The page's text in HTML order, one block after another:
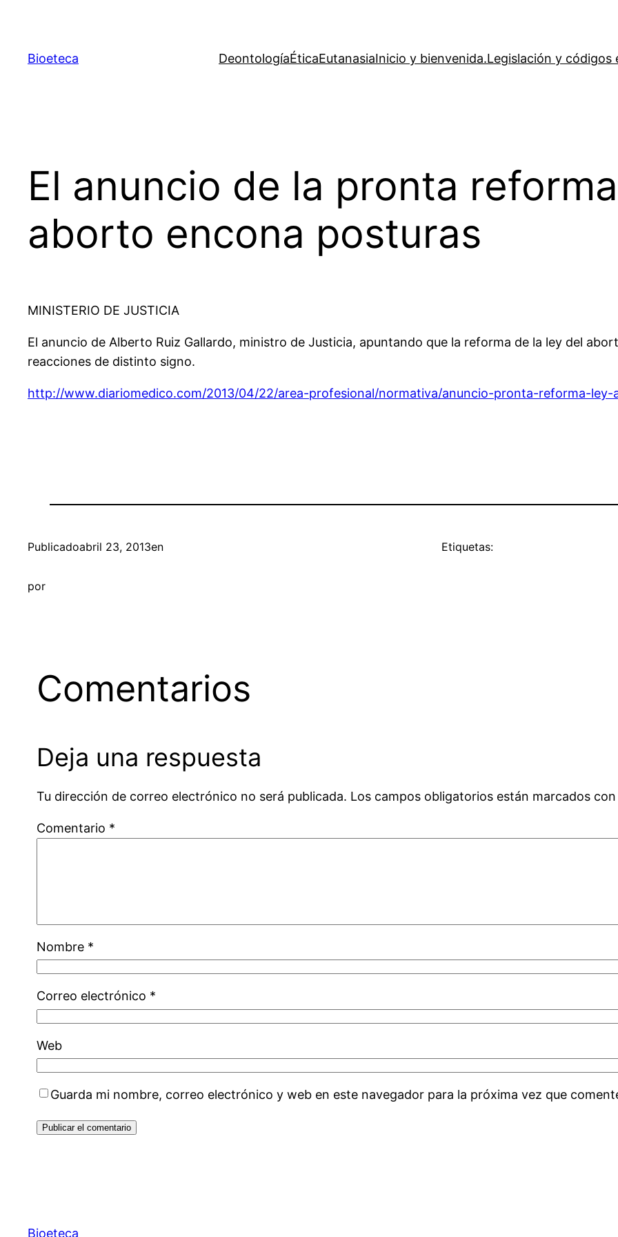
contenido
Bioeteca DeontologíaÉticaEutanasiaInicio y bienvenida.Legislación y códigos
El anuncio de la pronta
aborto encona posturas
MINISTERIO DE JUSTICIA
El anuncio de Alberto Ruiz Gallardo, ministro de Justicia, apuntando que la reforma de la ley del
reacciones de distinto signo.
http://www.diariomedico.com/2013/04/22/area-profesional/normativa/anuncio-pronta-reforma-
Publicadoabril 23, 2013en
por
Etiquetas:
Comentarios
Deja una respuesta
Tu dirección de correo electrónico no será publicada. Los campos obligatorios están marcados
Comentario *
Nombre *
Correo electrónico *
Web
Guarda mi nombre, correo electrónico y web en este navegador para la próxima vez que
Bioeteca